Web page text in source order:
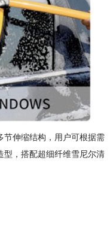
节伸缩结构，用户可根据需
型，搭配超细纤维雪尼尔清